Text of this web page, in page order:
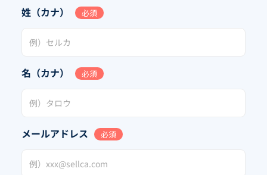
姓（カナ） 必須
名（カナ） 必須
メールアドレス 必須